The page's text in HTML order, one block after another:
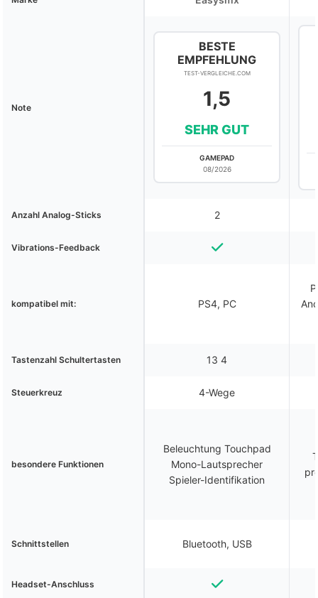
Note
BESTE
EMPFEHLUNG
TEST-VERGLEICHE.COM
1,5
SEHR GUT
GAMEPAD
08/2026
Anzahl Analog-Sticks 2
Vibrations-Feedback
kompatibel mit: PS4, PC
Tastenzahl Schultertasten 13 4
Steuerkreuz 4-Wege
besondere Funktionen
Beleuchtung Touchpad
Mono-Lautsprecher
Spieler-Identifikation
Schnittstellen Bluetooth, USB
Headset-Anschluss